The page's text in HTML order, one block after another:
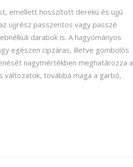
emellett hosszított derekú és ujjú
ujjrész passzentos vagy passzé
darabok is. A hagyományos
egészen cipzáras, illetve gombolós
nagymértékben meghatározza a
változatok, továbbá maga a garbó,